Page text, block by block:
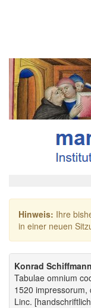
Hinweis: Ihre
in einer neuen
Konrad Schiffmann
Tabulae omnium
1520 impressorum,
Linc.